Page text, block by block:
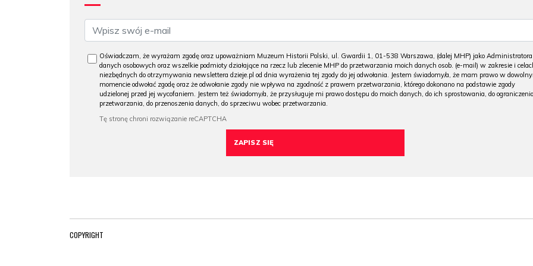
Oświadczam, że wyrażam zgodę oraz upoważniam Muzeum Historii Polski, ul. Gwardii 1, 01-538 Warszawa, (dalej MHP) jako Administratora
danych osobowych oraz wszelkie podmioty działające na rzecz lub zlecenie MHP do przetwarzania moich danych osob. (e-mail) w zakresie i
niezbędnych do otrzymywania newslettera dzieje.pl od dnia wyrażenia tej zgody do jej odwołania. Jestem świadomy/a, że mam prawo w
momencie odwołać zgodę oraz że odwołanie zgody nie wpływa na zgodność z prawem przetwarzania, którego dokonano na podstawie zgody
udzielonej przed jej wycofaniem. Jestem też świadomy/a, że przysługuje mi prawo dostępu do moich danych, do ich sprostowania, do ograniczenia
przetwarzania, do przenoszenia danych, do sprzeciwu wobec przetwarzania.
COPYRIGHT